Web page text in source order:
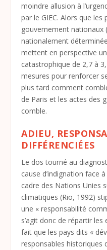
moindre allusion à
par le GIEC. Alors que les
gouvernement nationaux
nationalement
mettent en perspective
catastrophique de 2,7 à
mesures pour renforcer
plus tard comment
de Paris et les actes des
comble.
ADIEU,
DIFFÉRENCIÉES
Le dos tourné au
cause d’indignation face
cadre des Nations Unies
climatiques (Rio, 1992)
une « responsabilité
s’agit donc de répartir
fait que les pays dits «
responsables historiques